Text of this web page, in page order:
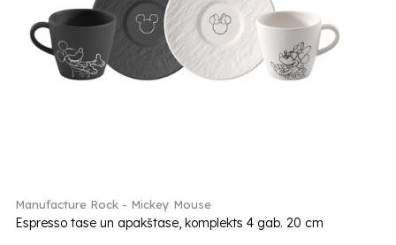
Manufacture Rock - Mickey Mouse
Espresso tase un apakštase, komplekts 4 gab. 20 cm